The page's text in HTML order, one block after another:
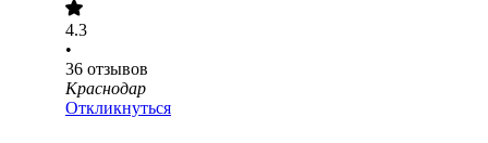
4.3
•
36 отзывов
Краснодар
Откликнуться